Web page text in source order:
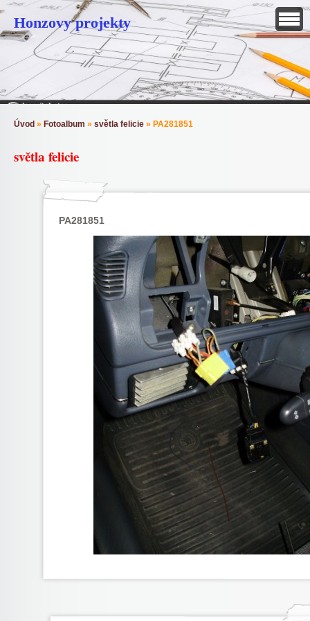
Honzovy projekty
Úvod » Fotoalbum » světla felicie » PA281851
světla felicie
PA281851